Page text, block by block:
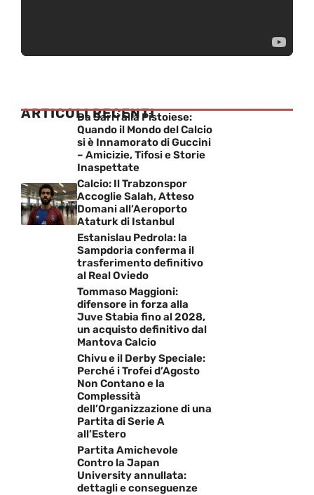
ARTICOLI RECENTI
Da Sarri alla Pistoiese:
Quando il Mondo del Calcio
si è Innamorato di Guccini
– Amicizie, Tifosi e Storie
Inaspettate
Calcio: Il Trabzonspor
Accoglie Salah, Atteso
Domani all’Aeroporto
Ataturk di Istanbul
Estanislau Pedrola: la
Sampdoria conferma il
trasferimento definitivo
al Real Oviedo
Tommaso Maggioni:
difensore in forza alla
Juve Stabia fino al 2028,
un acquisto definitivo dal
Mantova Calcio
Chivu e il Derby Speciale:
Perché i Trofei d’Agosto
Non Contano e la
Complessità
dell’Organizzazione di una
Partita di Serie A
all’Estero
Partita Amichevole
Contro la Japan
University annullata:
dettagli e conseguenze